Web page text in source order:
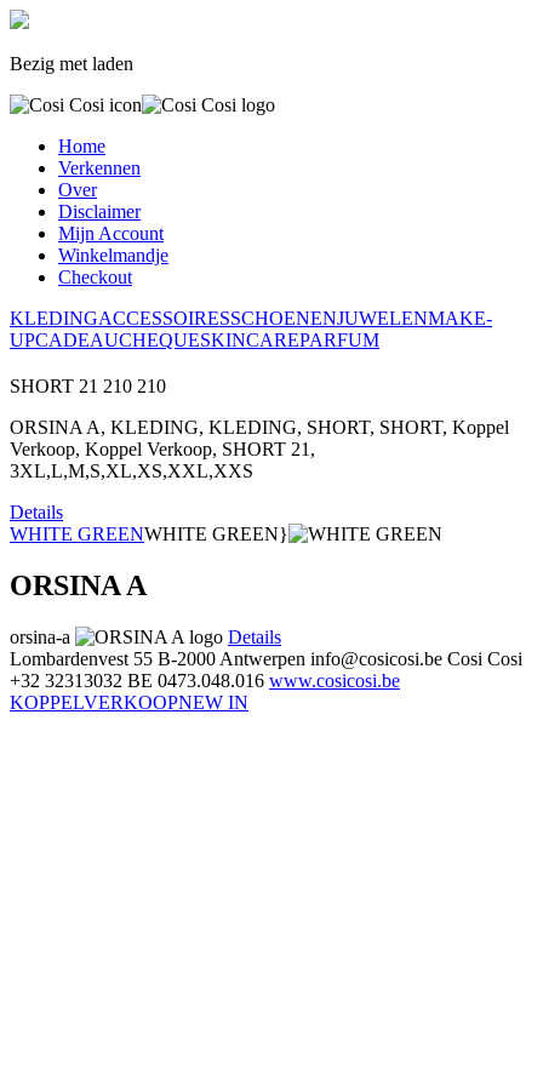
Bezig met laden
Home
Verkennen
Over
Disclaimer
Mijn Account
Winkelmandje
Checkout
KLEDINGACCESSOIRESSCHOENENJUWELENMAKE-
UPCADEAUCHEQUESKINCAREPARFUM
SHORT 21 210 210
ORSINA A, KLEDING, KLEDING, SHORT, SHORT, Koppel
Verkoop, Koppel Verkoop, SHORT 21,
3XL,L,M,S,XL,XS,XXL,XXS
Details
WHITE GREENWHITE GREEN}
ORSINA A
orsina-a
Details
Lombardenvest 55 B-2000 Antwerpen info@cosicosi.be Cosi Cosi
+32 32313032 BE 0473.048.016 www.cosicosi.be
KOPPELVERKOOPNEW IN